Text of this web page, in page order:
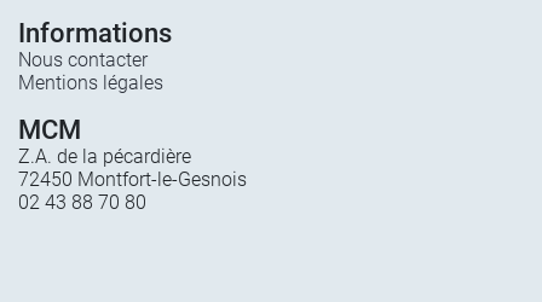
Informations
Nous contacter
Mentions légales
MCM
Z.A. de la pécardière
72450 Montfort-le-Gesnois
02 43 88 70 80